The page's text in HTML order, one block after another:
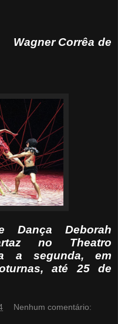
Wagner Corrêa de
Dança Deborah
no Theatro
a segunda, em
até 25 de
Nenhum comentário: